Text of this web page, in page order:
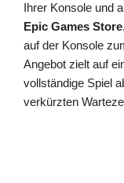
Ihrer Konsole und
Epic Games Store
auf der Konsole
Angebot zielt auf
vollständige Spiel
verkürzten